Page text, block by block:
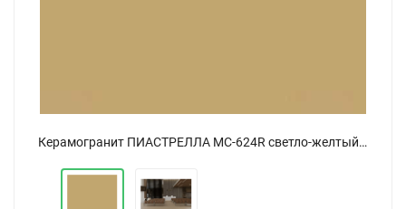
Керамогранит ПИАСТРЕЛЛА MC-624R светло-желтый матовый 60x60